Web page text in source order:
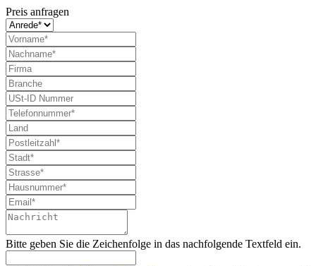
Preis anfragen
Bitte geben Sie die Zeichenfolge in das nachfolgende Textfeld ein.